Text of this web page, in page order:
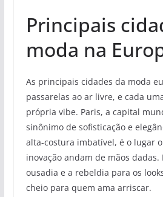
Principais
moda na
As principais cidades da moda
passarelas ao ar livre, e cada
própria vibe. Paris, a capital
sinônimo de sofisticação e
alta-costura imbatível, é o lugar
inovação andam de mãos dadas.
ousadia e a rebeldia para os
cheio para quem ama arriscar.